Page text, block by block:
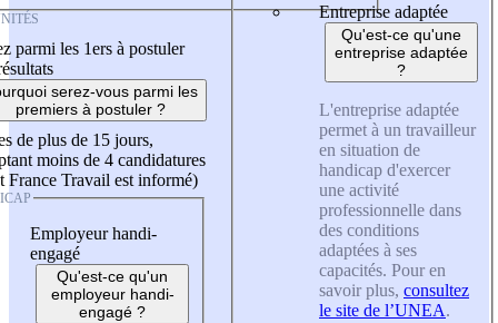
parmi les 1ers à postuler
serez-vous parmi les
premiers à postuler ?
de plus de 15 jours,
moins de 4 candidatures
France Travail est informé)
Employeur handi-
engagé
Qu'est-ce qu'un
employeur handi-
engagé ?
Entreprise adaptée
Qu'est-ce qu'une
entreprise adaptée
?
L'entreprise adaptée
permet à un travailleur
en situation de
handicap d'exercer
une activité
professionnelle dans
des conditions
adaptées à ses
capacités. Pour en
savoir plus, consultez
le site de l’UNEA.